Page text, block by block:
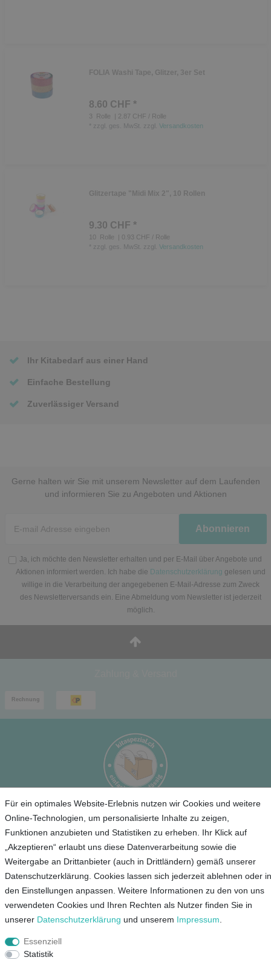
FOLIA Washi Tape, Glitzer, 3er Set
8.60 CHF *
3 Rolle
| 2.87 CHF / Rolle
zzgl. ges. MwSt. zzgl. Versandkosten
Glitzertape "Midi Mix 2", 10 Rollen
9.30 CHF *
10 Rolle
| 0.93 CHF / Rolle
zzgl. ges. MwSt. zzgl. Versandkosten
Ihr Kitabedarf aus einer Hand
Einfache Bestellung
Zuverlässiger Versand
Gerne halten wir Sie mit unserem Newsletter auf dem Laufenden
und informieren Sie zu Angeboten und Aktionen
Honig
Abonnieren
Ja, ich möchte den Newsletter erhalten und per E-Mail über Angebote und
Aktionen informiert werden. Ich habe die Datenschutzerklärung gelesen und
willige in die Verarbeitung der angegebenen E-Mail-Adresse zum Zweck
des Newsletterversands ein. Eine Abmeldung vom Newsletter ist jederzeit
möglich.
Für ein optimales Website-Erlebnis nutzen wir Cookies und weitere
Online-Technologien, um personalisierte Inhalte zu zeigen,
Funktionen anzubieten und Statistiken zu erheben. Ihr Klick auf
„Akzeptieren“ erlaubt uns diese Datenverarbeitung sowie die
Weitergabe an Drittanbieter (auch in Drittländern) gemäß unserer
Datenschutzerklärung. Cookies lassen sich jederzeit ablehnen oder in
den Einstellungen anpassen. Weitere Informationen zu den von uns
verwendeten Cookies und Ihren Rechten als Nutzer finden Sie in
unserer Daten­schutz­erklärung und unserem Impressum
Essenziell
Statistik
Service
Unternehmen
Kontakt
Datenschutz